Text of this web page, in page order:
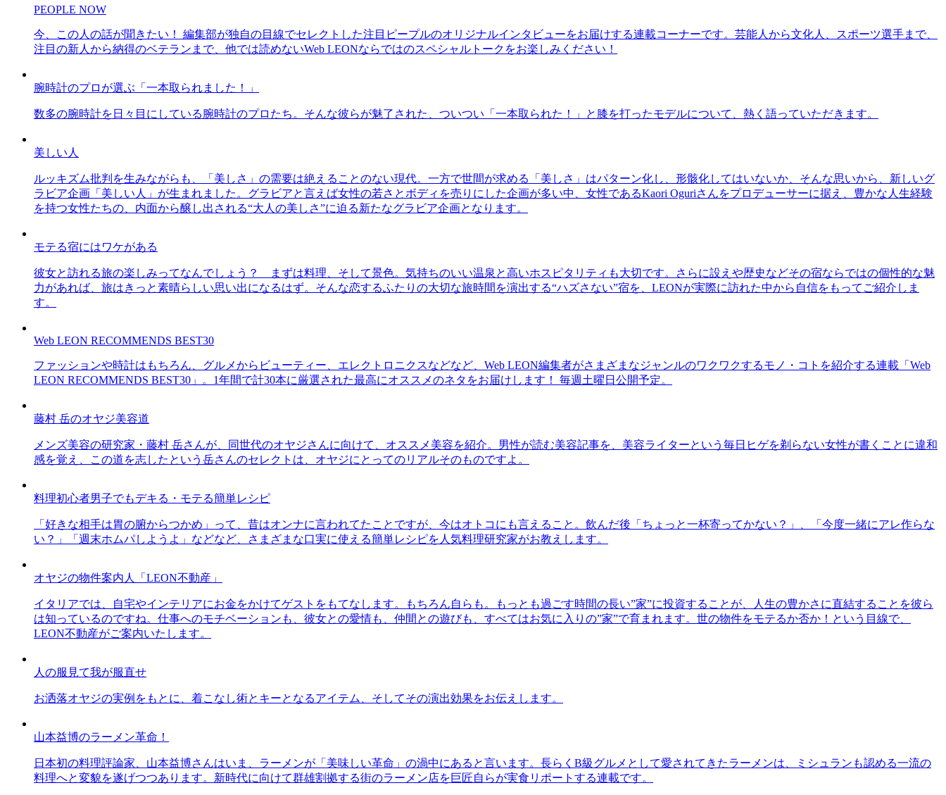
PEOPLE NOW
今、この人の話が聞きたい！ 編集部が独自の目線でセレクトした注目ピープルのオリジナルインタビューをお届けする連載コーナーです。芸能人から文化人、スポーツ選手まで、
注目の新人から納得のベテランまで、他では読めないWeb LEONならではのスペシャルトークをお楽しみください！
腕時計のプロが選ぶ「一本取られました！」
数多の腕時計を日々目にしている腕時計のプロたち。そんな彼らが魅了された、ついつい「一本取られた！」と膝を打ったモデルについて、熱く語っていただきます。
美しい人
ルッキズム批判を生みながらも、「美しさ」の需要は絶えることのない現代。一方で世間が求める「美しさ」はパターン化し、形骸化してはいないか、そんな思いから、新しいグ
ラビア企画「美しい人」が生まれました。グラビアと言えば女性の若さとボディを売りにした企画が多い中、女性であるKaori Oguriさんをプロデューサーに据え、豊かな人生経験
を持つ女性たちの、内面から醸し出される“大人の美しさ”に迫る新たなグラビア企画となります。
モテる宿にはワケがある
彼女と訪れる旅の楽しみってなんでしょう？ まずは料理、そして景色。気持ちのいい温泉と高いホスピタリティも大切です。さらに設えや歴史などその宿ならではの個性的な魅
力があれば、旅はきっと素晴らしい思い出になるはず。そんな恋するふたりの大切な旅時間を演出する“ハズさない”宿を、LEONが実際に訪れた中から自信をもってご紹介しま
す。
Web LEON RECOMMENDS BEST30
ファッションや時計はもちろん、グルメからビューティー、エレクトロニクスなどなど、Web LEON編集者がさまざまなジャンルのワクワクするモノ・コトを紹介する連載「Web
LEON RECOMMENDS BEST30」。1年間で計30本に厳選された最高にオススメのネタをお届けします！ 毎週土曜日公開予定。
藤村 岳のオヤジ美容道
メンズ美容の研究家・藤村 岳さんが、同世代のオヤジさんに向けて、オススメ美容を紹介。男性が読む美容記事を、美容ライターという毎日ヒゲを剃らない女性が書くことに違和
感を覚え、この道を志したという岳さんのセレクトは、オヤジにとってのリアルそのものですよ。
料理初心者男子でもデキる・モテる簡単レシピ
「好きな相手は胃の腑からつかめ」って、昔はオンナに言われてたことですが、今はオトコにも言えること。飲んだ後「ちょっと一杯寄ってかない？」、「今度一緒にアレ作らな
い？」「週末ホムパしようよ」などなど、さまざまな口実に使える簡単レシピを人気料理研究家がお教えします。
オヤジの物件案内人「LEON不動産」
イタリアでは、自宅やインテリアにお金をかけてゲストをもてなします。もちろん自らも。もっとも過ごす時間の長い”家”に投資することが、人生の豊かさに直結することを彼ら
は知っているのですね。仕事へのモチベーションも、彼女との愛情も、仲間との遊びも、すべてはお気に入りの”家”で育まれます。世の物件をモテるか否か！という目線で、
LEON不動産がご案内いたします。
人の服見て我が服直せ
お洒落オヤジの実例をもとに、着こなし術とキーとなるアイテム、そしてその演出効果をお伝えします。
山本益博のラーメン革命！
日本初の料理評論家、山本益博さんはいま、ラーメンが「美味しい革命」の渦中にあると言います。長らくB級グルメとして愛されてきたラーメンは、ミシュランも認める一流の
料理へと変貌を遂げつつあります。新時代に向けて群雄割拠する街のラーメン店を巨匠自らが実食リポートする連載です。